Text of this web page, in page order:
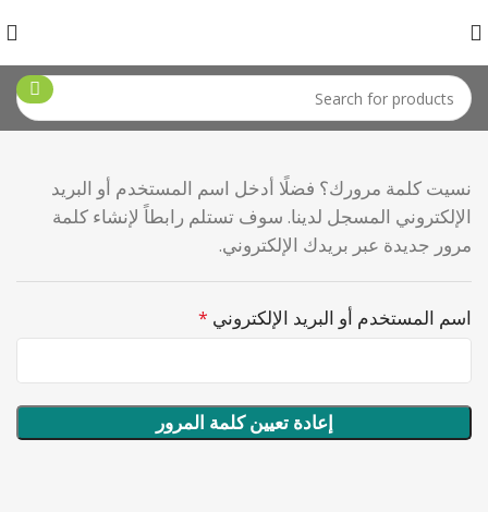
نسيت كلمة مرورك؟ فضلًا أدخل اسم المستخدم أو البريد
الإلكتروني المسجل لدينا. سوف تستلم رابطاً لإنشاء كلمة
مرور جديدة عبر بريدك الإلكتروني.
اسم المستخدم أو البريد الإلكتروني *
إعادة تعيين كلمة المرور